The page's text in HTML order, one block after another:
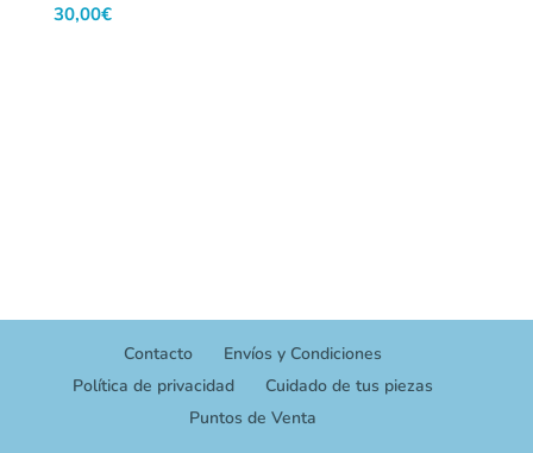
30,00€
Contacto
Envíos y Condiciones
Política de privacidad
Cuidado de tus piezas
Puntos de Venta